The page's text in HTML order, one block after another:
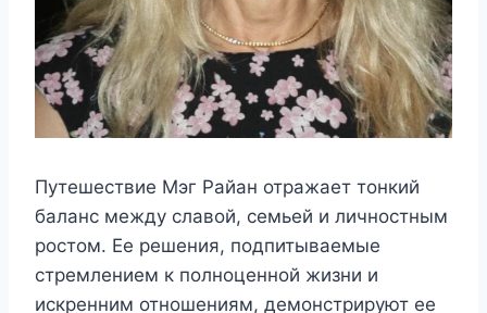
Путешествие Мэг Райан отражает тонкий
баланс между славой, семьей и личностным
ростом. Ее решения, подпитываемые
стремлением к полноценной жизни и
искренним отношениям, демонстрируют ее